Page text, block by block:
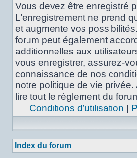
Vous devez être enregistré
L’enregistrement ne prend
et augmente vos
forum peut également
additionnelles aux
vous enregistrer, assurez-
connaissance de nos
notre politique de vie
lire tout le règlement du
Conditions d’utilisation |
Index du forum